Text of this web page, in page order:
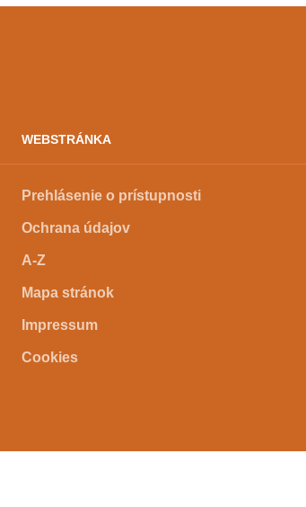
WEBSTRÁNKA
Prehlásenie o prístupnosti
Ochrana údajov
A-Z
Mapa stránok
Impressum
Cookies